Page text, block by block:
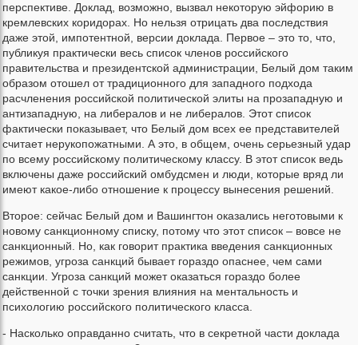
перспективе. Доклад, возможно, вызвал некоторую эйфорию в
кремлевских коридорах. Но нельзя отрицать два последствия
даже этой, импотентной, версии доклада. Первое – это то, что,
публикуя практически весь список членов российского
правительства и президентской администрации, Белый дом таким
образом отошел от традиционного для западного подхода
расчленения российской политической элиты на прозападную и
антизападную, на либералов и не либералов. Этот список
фактически показывает, что Белый дом всех ее представителей
считает нерукопожатными. А это, в общем, очень серьезный удар
по всему российскому политическому классу. В этот список ведь
включены даже российский омбудсмен и люди, которые вряд ли
имеют какое-либо отношение к процессу вынесения решений.
Второе: сейчас Белый дом и Вашингтон оказались неготовыми к
новому санкционному списку, потому что этот список – вовсе не
санкционный. Но, как говорит практика введения санкционных
режимов, угроза санкций бывает гораздо опаснее, чем сами
санкции. Угроза санкций может оказаться гораздо более
действенной с точки зрения влияния на ментальность и
психологию российского политического класса.
- Насколько оправданно считать, что в секретной части доклада